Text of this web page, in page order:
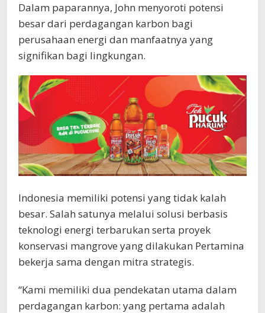
Dalam paparannya, John menyoroti potensi
besar dari perdagangan karbon bagi
perusahaan energi dan manfaatnya yang
signifikan bagi lingkungan.
Indonesia memiliki potensi yang tidak kalah
besar. Salah satunya melalui solusi berbasis
teknologi energi terbarukan serta proyek
konservasi mangrove yang dilakukan Pertamina
bekerja sama dengan mitra strategis.
“Kami memiliki dua pendekatan utama dalam
perdagangan karbon: yang pertama adalah